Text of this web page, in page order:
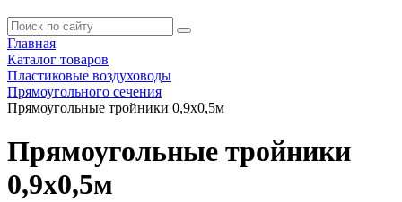
Главная
Каталог товаров
Пластиковые воздуховоды
Прямоугольного сечения
Прямоугольные тройники 0,9x0,5м
Прямоугольные тройники
0,9x0,5м